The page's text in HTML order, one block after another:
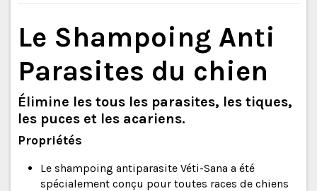
Le Shampoing Anti
Parasites du chien
Élimine les tous les parasites, les tiques,
les puces et les acariens.
Propriétés
Le shampoing antiparasite Véti-Sana a été
spécialement conçu pour toutes races de chiens